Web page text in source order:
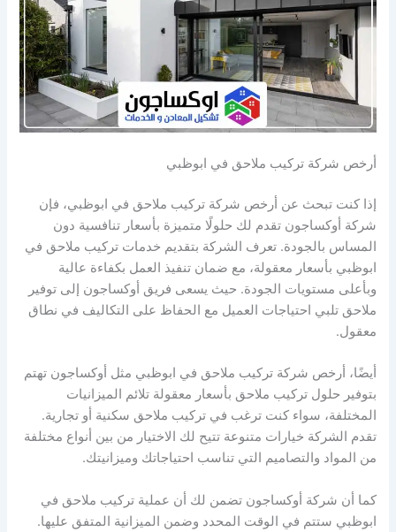
أرخص شركة تركيب ملاحق في ابوظبي
إذا كنت تبحث عن أرخص شركة تركيب ملاحق في ابوظبي، فإن
شركة أوكساجون تقدم لك حلولًا متميزة بأسعار تنافسية دون
المساس بالجودة. تعرف الشركة بتقديم خدمات تركيب ملاحق في
ابوظبي بأسعار معقولة، مع ضمان تنفيذ العمل بكفاءة عالية
وبأعلى مستويات الجودة. حيث يسعى فريق أوكساجون إلى توفير
ملاحق تلبي احتياجات العميل مع الحفاظ على التكاليف في نطاق
معقول.
أيضًا، أرخص شركة تركيب ملاحق في ابوظبي مثل أوكساجون تهتم
بتوفير حلول تركيب ملاحق بأسعار معقولة تلائم الميزانيات
المختلفة، سواء كنت ترغب في تركيب ملاحق سكنية أو تجارية.
تقدم الشركة خيارات متنوعة تتيح لك الاختيار من بين أنواع مختلفة
من المواد والتصاميم التي تناسب احتياجاتك وميزانيتك.
كما أن شركة أوكساجون تضمن لك أن عملية تركيب ملاحق في
ابوظبي ستتم في الوقت المحدد وضمن الميزانية المتفق عليها.